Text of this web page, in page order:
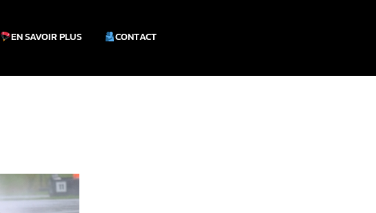
EN SAVOIR PLUS CONTACT